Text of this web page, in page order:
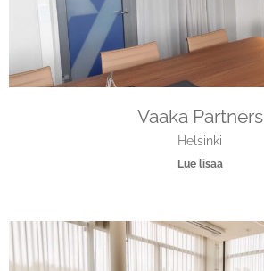
Vaaka Partners
Helsinki
Lue lisää